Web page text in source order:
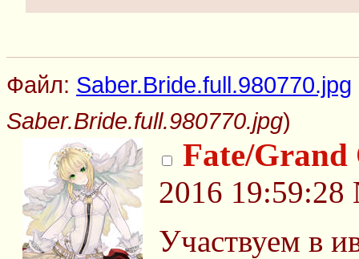
Файл: Saber.Bride.full.980770.jpg
Saber.Bride.full.980770.jpg)
Fate/Grand
2016 19:59:28
Участвуем в